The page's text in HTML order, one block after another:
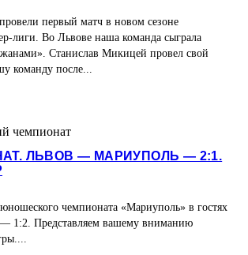
первый матч в новом сезоне
лиги. Во Львове наша команда сыграла
Станислав Микицей провел свой
команду после...
чемпионат
ЛЬВОВ — МАРИУПОЛЬ — 2:1.
чемпионата «Мариуполь» в гостях
1:2. Представляем вашему вниманию